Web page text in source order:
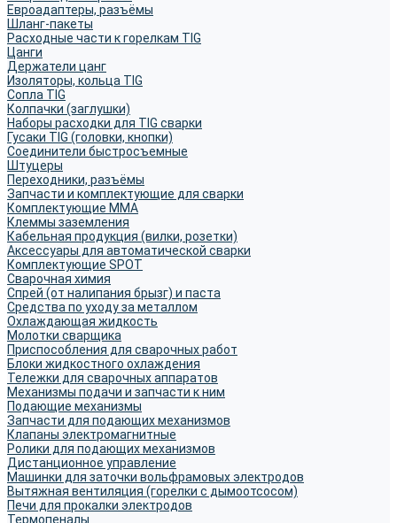
Евроадаптеры, разъёмы
Шланг-пакеты
Расходные части к горелкам TIG
Цанги
Держатели цанг
Изоляторы, кольца TIG
Сопла TIG
Колпачки (заглушки)
Наборы расходки для TIG сварки
Гусаки TIG (головки, кнопки)
Соединители быстросъемные
Штуцеры
Переходники, разъёмы
Запчасти и комплектующие для сварки
Комплектующие ММА
Клеммы заземления
Кабельная продукция (вилки, розетки)
Аксессуары для автоматической сварки
Комплектующие SPOT
Сварочная химия
Спрей (от налипания брызг) и паста
Средства по уходу за металлом
Охлаждающая жидкость
Молотки сварщика
Приспособления для сварочных работ
Блоки жидкостного охлаждения
Тележки для сварочных аппаратов
Механизмы подачи и запчасти к ним
Подающие механизмы
Запчасти для подающих механизмов
Клапаны электромагнитные
Ролики для подающих механизмов
Дистанционное управление
Машинки для заточки вольфрамовых электродов
Вытяжная вентиляция (горелки с дымоотсосом)
Печи для прокалки электродов
Термопеналы